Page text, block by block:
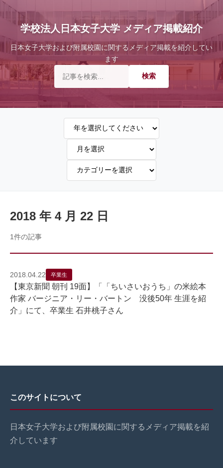
学校法人日本女子大学 メディア掲載紹介
日本女子大学および附属校園に関するメディア掲載を紹介してい
ます
2018 年 4 月 22 日
1件の記事
2018.04.22 卒業生
【東京新聞 朝刊 19面】「「ちいさいおうち」の米絵本
作家 バージニア・リー・バートン 没後50年 生涯を紹
介」にて、卒業生 石井桃子さん
このサイトについて
日本女子大学および附属校園に関するメディア掲載を紹
介しています